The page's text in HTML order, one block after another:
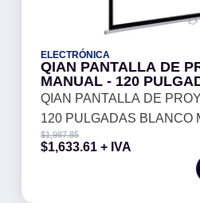
ELECTRÓNICA
QIAN PANTALLA DE
MANUAL - 120
MATE, A PRUEBA DE
LA DISPERSION DE
INSTALACION, MOD.
QIAN PANTALLA DE
120 PULGADAS BLANCO
DE MOHO, PREVIENE LA
LUZ, FACIL
$1,987.85
$1,633.61 + IVA